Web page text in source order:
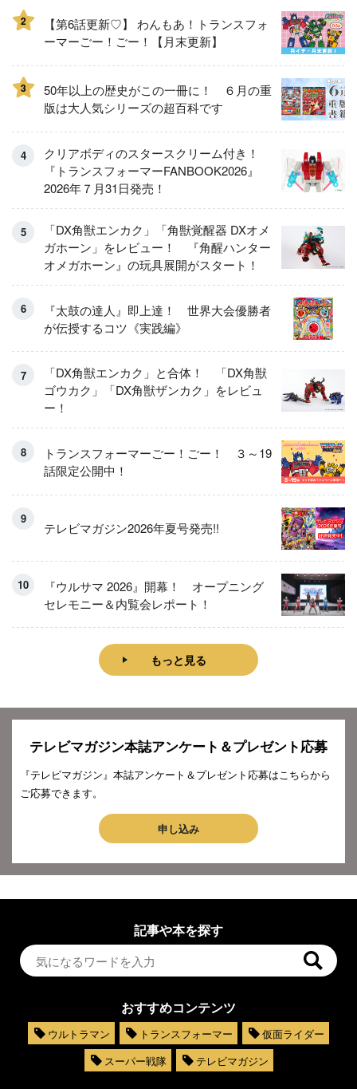
2
【第6話更新♡】 わんもあ！トランスフォ
ーマーごー！ごー！【月末更新】
3
50年以上の歴史がこの一冊に！ ６月の重
版は大人気シリーズの超百科です
クリアボディのスタースクリーム付き！
『トランスフォーマーFANBOOK2026』
2026年７月31日発売！
「DX角獣エンカク」「角獣覚醒器 DXオメ
ガホーン」をレビュー！ 『角醒ハンター
オメガホーン』の玩具展開がスタート！
『太鼓の達人』即上達！ 世界大会優勝者
が伝授するコツ《実践編》
「DX角獣エンカク」と合体！ 「DX角獣
ゴウカク」「DX角獣ザンカク」をレビュ
ー！
トランスフォーマーごー！ごー！ ３～19
話限定公開中！
テレビマガジン2026年夏号発売!!
『ウルサマ 2026』開幕！ オープニング
セレモニー＆内覧会レポート！
もっと見る
テレビマガジン本誌アンケート＆プレゼント応募
『テレビマガジン』本誌アンケート＆プレゼント応募はこちらから
ご応募できます。
申し込み
記事や本を探す
おすすめコンテンツ
ウルトラマン トランスフォーマー
仮面ライダー
スーパー戦隊
テレビマガジン